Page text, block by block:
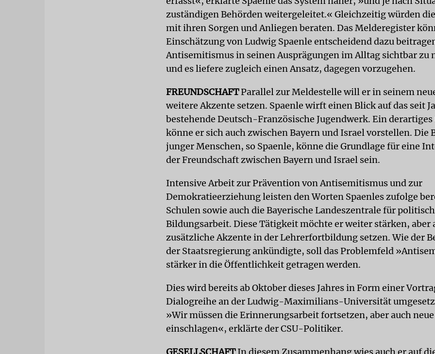
zuständigen Behörden weitergeleitet.« Gleichzeitig würden
mit ihren Sorgen und Anliegen beraten. Das Melderegister
Einschätzung von Ludwig Spaenle entscheidend dazu
Antisemitismus in seinen Ausprägungen im Alltag sichtbar zu
und es liefere zugleich einen Ansatz, dagegen vorzugehen.
FREUNDSCHAFTParallel zur Meldestelle will er in seinem
weitere Akzente setzen. Spaenle wirft einen Blick auf das seit
bestehende Deutsch-Französische Jugendwerk. Ein
könne er sich auch zwischen Bayern und Israel vorstellen. Die
junger Menschen, so Spaenle, könne die Grundlage für eine
der Freundschaft zwischen Bayern und Israel sein.
Intensive Arbeit zur Prävention von Antisemitismus und zur
Demokratieerziehung leisten den Worten Spaenles zufolge
Schulen sowie auch die Bayerische Landeszentrale für
Bildungsarbeit. Diese Tätigkeit möchte er weiter stärken, aber
zusätzliche Akzente in der Lehrerfortbildung setzen. Wie der
der Staatsregierung ankündigte, soll das Problemfeld
stärker in die Öffentlichkeit getragen werden.
Dies wird bereits ab Oktober dieses Jahres in Form einer
Dialogreihe an der Ludwig-Maximilians-Universität
»Wir müssen die Erinnerungsarbeit fortsetzen, aber auch neue
einschlagen«, erklärte der CSU-Politiker.